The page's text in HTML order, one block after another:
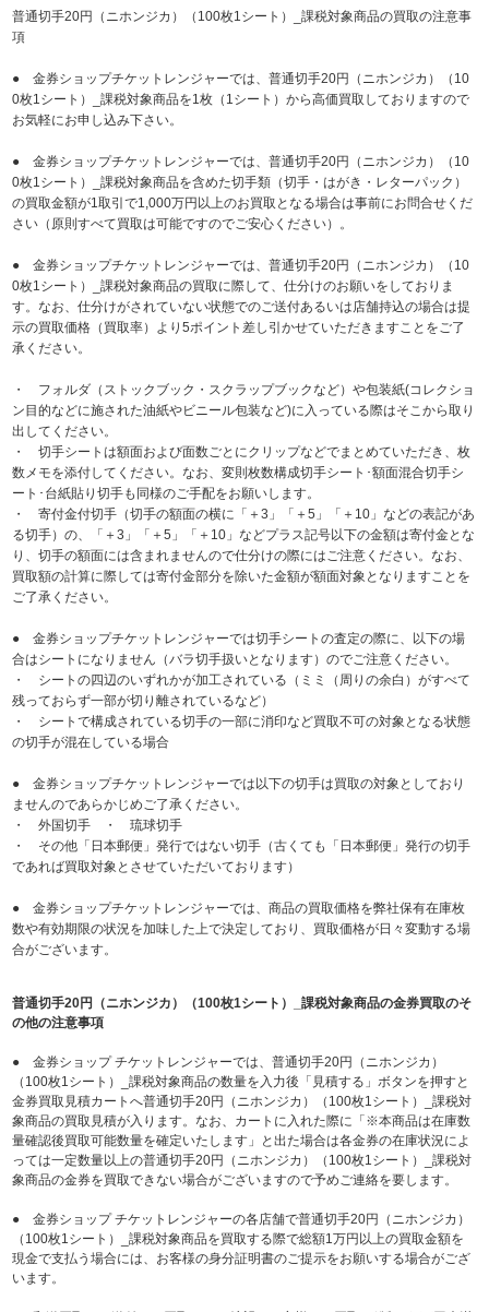
普通切手20円（ニホンジカ）（100枚1シート）_課税対象商品の買取の注意事
項
● 金券ショップチケットレンジャーでは、普通切手20円（ニホンジカ）（10
0枚1シート）_課税対象商品を1枚（1シート）から高価買取しておりますので
お気軽にお申し込み下さい。
● 金券ショップチケットレンジャーでは、普通切手20円（ニホンジカ）（10
0枚1シート）_課税対象商品を含めた切手類（切手・はがき・レターパック）
の買取金額が1取引で1,000万円以上のお買取となる場合は事前にお問合せくだ
さい（原則すべて買取は可能ですのでご安心ください）。
● 金券ショップチケットレンジャーでは、普通切手20円（ニホンジカ）（10
0枚1シート）_課税対象商品の買取に際して、仕分けのお願いをしておりま
す。なお、仕分けがされていない状態でのご送付あるいは店舗持込の場合は提
示の買取価格（買取率）より5ポイント差し引かせていただきますことをご了
承ください。
・ フォルダ（ストックブック・スクラップブックなど）や包装紙(コレクショ
ン目的などに施された油紙やビニール包装など)に入っている際はそこから取り
出してください。
・ 切手シートは額面および面数ごとにクリップなどでまとめていただき、枚
数メモを添付してください。なお、変則枚数構成切手シート･額面混合切手シ
ート･台紙貼り切手も同様のご手配をお願いします。
・ 寄付金付切手（切手の額面の横に「＋3」「＋5」「＋10」などの表記があ
る切手）の、「＋3」「＋5」「＋10」などプラス記号以下の金額は寄付金とな
り、切手の額面には含まれませんので仕分けの際にはご注意ください。なお、
買取額の計算に際しては寄付金部分を除いた金額が額面対象となりますことを
ご了承ください。
● 金券ショップチケットレンジャーでは切手シートの査定の際に、以下の場
合はシートになりません（バラ切手扱いとなります）のでご注意ください。
・ シートの四辺のいずれかが加工されている（ミミ（周りの余白）がすべて
残っておらず一部が切り離されているなど）
・ シートで構成されている切手の一部に消印など買取不可の対象となる状態
の切手が混在している場合
● 金券ショップチケットレンジャーでは以下の切手は買取の対象としており
ませんのであらかじめご了承ください。
・ 外国切手 ・ 琉球切手
・ その他「日本郵便」発行ではない切手（古くても「日本郵便」発行の切手
であれば買取対象とさせていただいております）
● 金券ショップチケットレンジャーでは、商品の買取価格を弊社保有在庫枚
数や有効期限の状況を加味した上で決定しており、買取価格が日々変動する場
合がございます。
普通切手20円（ニホンジカ）（100枚1シート）_課税対象商品の金券買取のそ
の他の注意事項
● 金券ショップ チケットレンジャーでは、普通切手20円（ニホンジカ）
（100枚1シート）_課税対象商品の数量を入力後「見積する」ボタンを押すと
金券買取見積カートへ普通切手20円（ニホンジカ）（100枚1シート）_課税対
象商品の買取見積が入ります。なお、カートに入れた際に「※本商品は在庫数
量確認後買取可能数量を確定いたします」と出た場合は各金券の在庫状況によ
っては一定数量以上の普通切手20円（ニホンジカ）（100枚1シート）_課税対
象商品の金券を買取できない場合がございますので予めご連絡を要します。
● 金券ショップ チケットレンジャーの各店舗で普通切手20円（ニホンジカ）
（100枚1シート）_課税対象商品を買取する際で総額1万円以上の買取金額を
現金で支払う場合には、お客様の身分証明書のご提示をお願いする場合がござ
います。